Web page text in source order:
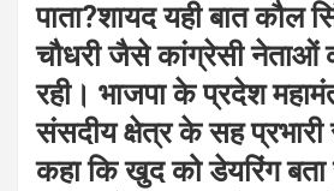
पाता?शायद यही बात कौल
चौधरी जैसे कांग्रेसी नेताओं
रही। भाजपा के प्रदेश
संसदीय क्षेत्र के सह
कहा कि खुद को डेयरिंग